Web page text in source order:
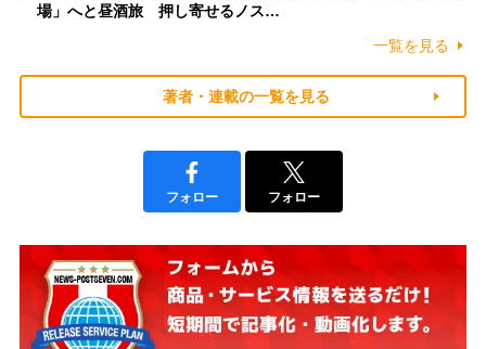
場」へと昼酒旅 押し寄せるノス…
一覧を見る
著者・連載の一覧を見る
フォロー フォロー